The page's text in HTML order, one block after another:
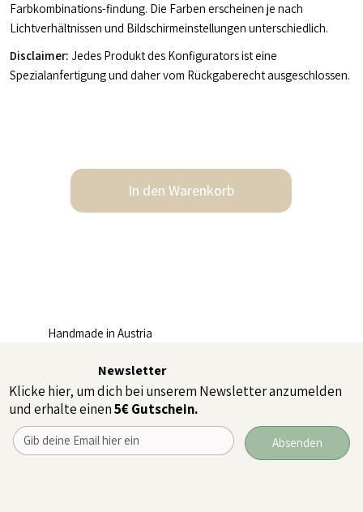
Handmade in Austria
Farbkombinations-findung. Die Farben erscheinen je nach
Lichtverhältnissen und Bildschirmeinstellungen unterschiedlich.
Disclaimer: Jedes Produkt des Konfigurators ist eine
Spezialanfertigung und daher vom Rückgaberecht ausgeschlossen.
In den Warenkorb
Newsletter
Klicke hier, um dich bei unserem Newsletter anzumelden
und erhalte einen5€ Gutschein.
Absenden